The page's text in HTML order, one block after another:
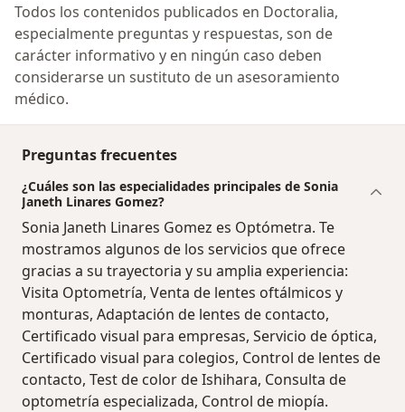
Todos los contenidos publicados en Doctoralia,
especialmente preguntas y respuestas, son de
carácter informativo y en ningún caso deben
considerarse un sustituto de un asesoramiento
médico.
Preguntas frecuentes
¿Cuáles son las especialidades principales de Sonia
Janeth Linares Gomez?
Sonia Janeth Linares Gomez es Optómetra. Te
mostramos algunos de los servicios que ofrece
gracias a su trayectoria y su amplia experiencia:
Visita Optometría, Venta de lentes oftálmicos y
monturas, Adaptación de lentes de contacto,
Certificado visual para empresas, Servicio de óptica,
Certificado visual para colegios, Control de lentes de
contacto, Test de color de Ishihara, Consulta de
optometría especializada, Control de miopía.